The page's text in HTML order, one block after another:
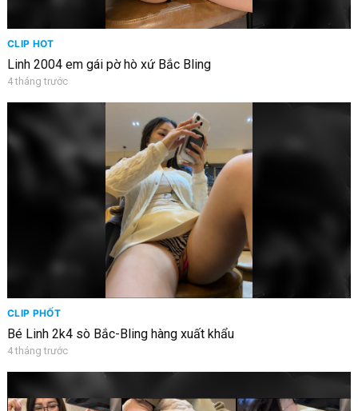
CLIP HOT
Linh 2004 em gái pờ hò xứ Bắc Bling
4 tháng trước
CLIP PHỐT
Bé Linh 2k4 sò Bắc-Bling hàng xuất khẩu
4 tháng trước